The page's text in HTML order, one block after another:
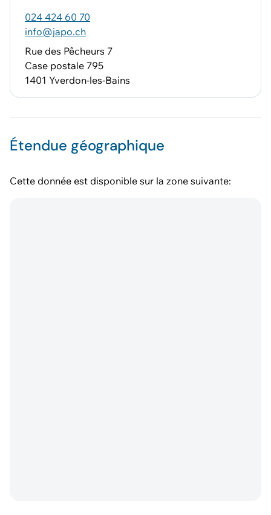
024 424 60 70
info@japo.ch
Rue des Pêcheurs 7
Case postale 795
1401 Yverdon-les-Bains
Étendue géographique
Cette donnée est disponible sur la zone suivante: